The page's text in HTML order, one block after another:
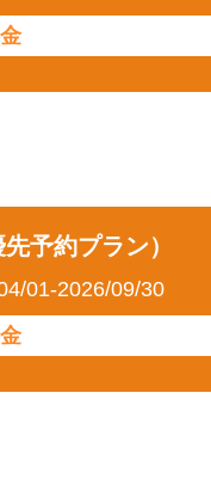
予約プラン）
01-2026/09/30